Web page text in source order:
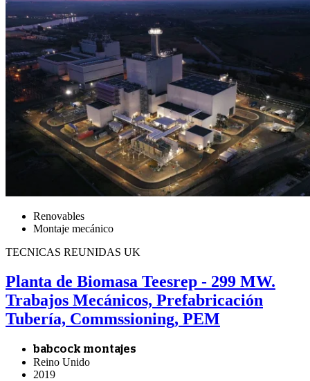
Renovables
Montaje mecánico
TECNICAS REUNIDAS UK
Planta de Biomasa Teesrep - 299 MW.
Trabajos Mecánicos, Prefabricación
Tubería, Commssioning, PEM
babcock montajes
Reino Unido
2019